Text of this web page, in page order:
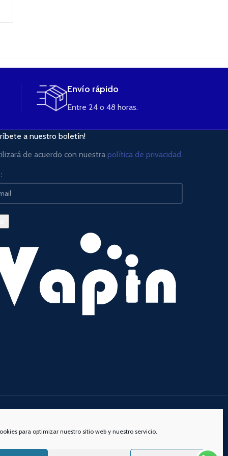
para optimizar nuestro sitio web y nuestro servicio.
Envío rápido
Entre 24 o 48 horas.
a nuestro boletín!
de acuerdo con nuestra política de privacidad.